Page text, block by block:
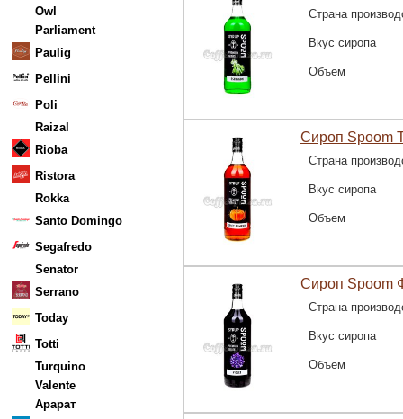
Owl
Parliament
Paulig
Pellini
Poli
Raizal
Rioba
Ristora
Rokka
Santo Domingo
Segafredo
Senator
Serrano
Today
Totti
Turquino
Valente
Арарат
Страна
Вкус сиропа
Объем
Сироп Spoom
Страна
Вкус сиропа
Объем
Сироп Spoom
Страна
Вкус сиропа
Объем